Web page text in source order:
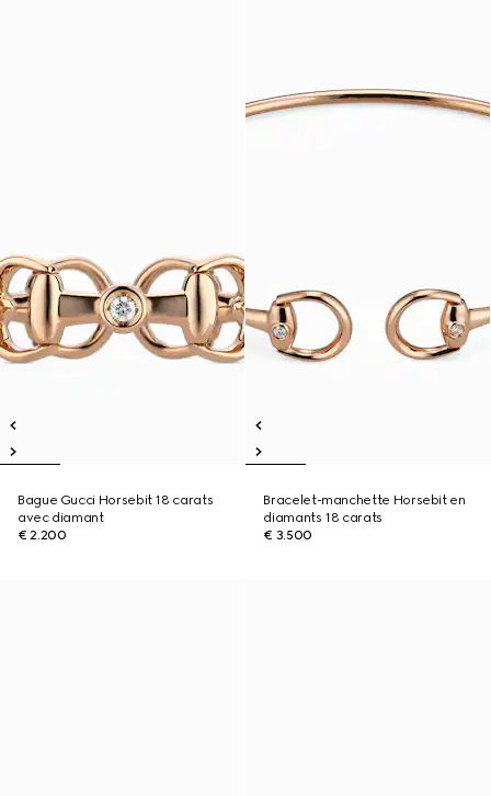
Bague Gucci Horsebit 18 carats
avec diamant
€ 2.200
Bracelet-manchette Horsebit en
diamants 18 carats
€ 3.500